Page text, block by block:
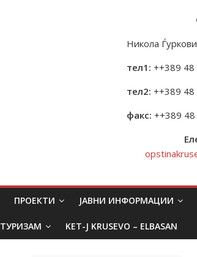
Никола
тел1: ++389 48
тел2: ++389
факс: ++389 48
ПРОЕКТИ ЈАВНИ ИНФОРМАЦИИ
ТУРИЗАМ KET-J KRUSEVO – ELBASAN